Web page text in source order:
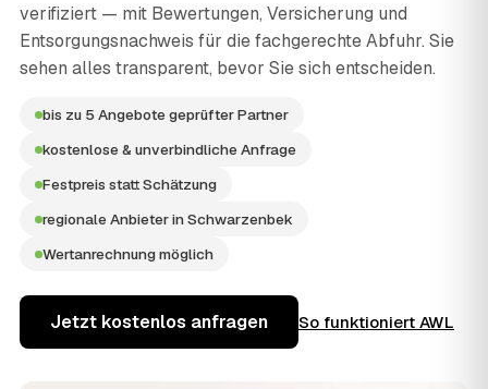
verifiziert — mit Bewertungen, Versicherung und
Entsorgungsnachweis für die fachgerechte Abfuhr. Sie
sehen alles transparent, bevor Sie sich entscheiden.
bis zu 5 Angebote geprüfter Partner
kostenlose & unverbindliche Anfrage
Festpreis statt Schätzung
regionale Anbieter in Schwarzenbek
Wertanrechnung möglich
Jetzt kostenlos anfragen So funktioniert AWL